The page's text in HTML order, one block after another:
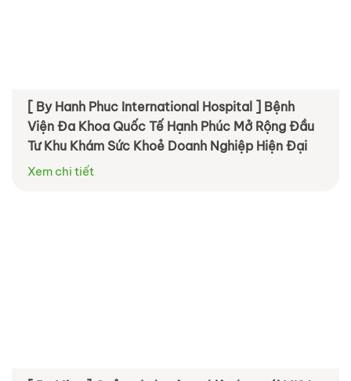
[ By Hanh Phuc International Hospital ] Bệnh
Viện Đa Khoa Quốc Tế Hạnh Phúc Mở Rộng Đầu
Tư Khu Khám Sức Khoẻ Doanh Nghiệp Hiện Đại
Xem chi tiết